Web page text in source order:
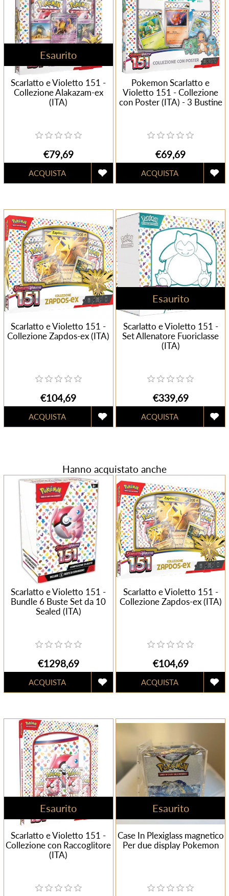
Esaurito
Scarlatto e Violetto 151 -
Collezione Alakazam-ex
(ITA)
€79,69
Pokemon Scarlatto e
Violetto 151 - Collezione
con Poster (ITA) - 3 Bustine
€69,69
Scarlatto e Violetto 151 -
Collezione Zapdos-ex (ITA)
€104,69
Esaurito
Scarlatto e Violetto 151 -
Set Allenatore Fuoriclasse
(ITA)
€339,69
Hanno acquistato anche
Scarlatto e Violetto 151 -
Bundle 6 Buste Set da 10
Sealed (ITA)
€1298,69
Scarlatto e Violetto 151 -
Collezione Zapdos-ex (ITA)
€104,69
Esaurito
Scarlatto e Violetto 151 -
Collezione con Raccoglitore
(ITA)
Esaurito
Case In Plexiglass magnetico
Per due display Pokemon